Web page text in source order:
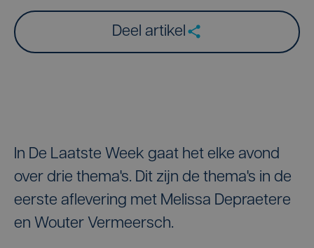
Deel artikel
In De Laatste Week gaat het elke avond
over drie thema's. Dit zijn de thema's in de
eerste aflevering met Melissa Depraetere
en Wouter Vermeersch.